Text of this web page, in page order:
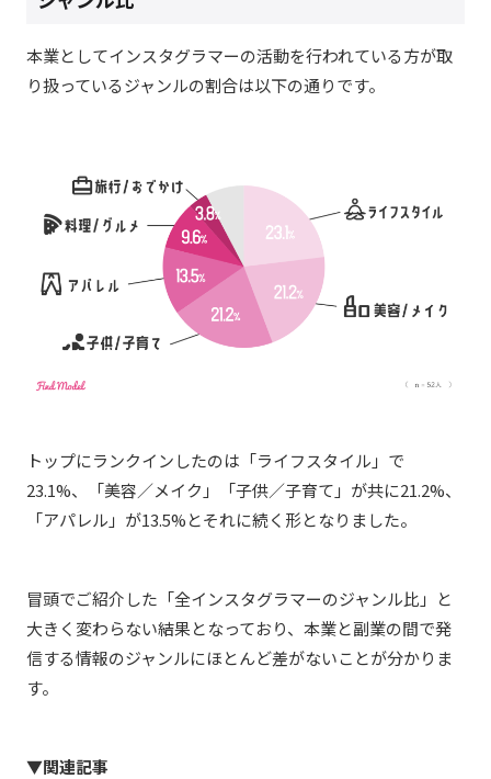
本業としてインスタグラマーの活動を行われている方が取
り扱っているジャンルの割合は以下の通りです。
トップにランクインしたのは「ライフスタイル」で
23.1%、「美容／メイク」「子供／子育て」が共に21.2%、
「アパレル」が13.5%とそれに続く形となりました。
冒頭でご紹介した「全インスタグラマーのジャンル比」と
大きく変わらない結果となっており、本業と副業の間で発
信する情報のジャンルにほとんど差がないことが分かりま
す。
▼関連記事